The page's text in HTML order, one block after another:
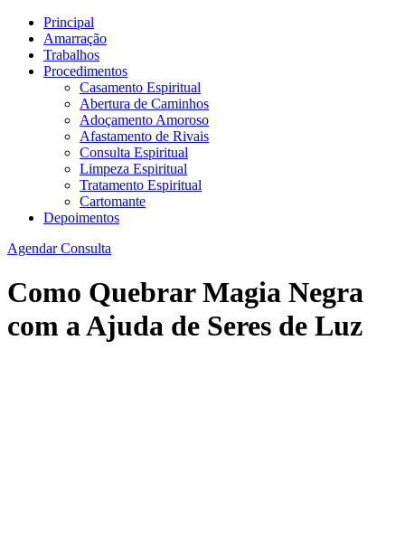
Principal
Amarração
Trabalhos
Procedimentos
Casamento Espiritual
Abertura de Caminhos
Adoçamento Amoroso
Afastamento de Rivais
Consulta Espiritual
Limpeza Espiritual
Tratamento Espiritual
Cartomante
Depoimentos
Agendar Consulta
Como Quebrar Magia Negra
com a Ajuda de Seres de Luz